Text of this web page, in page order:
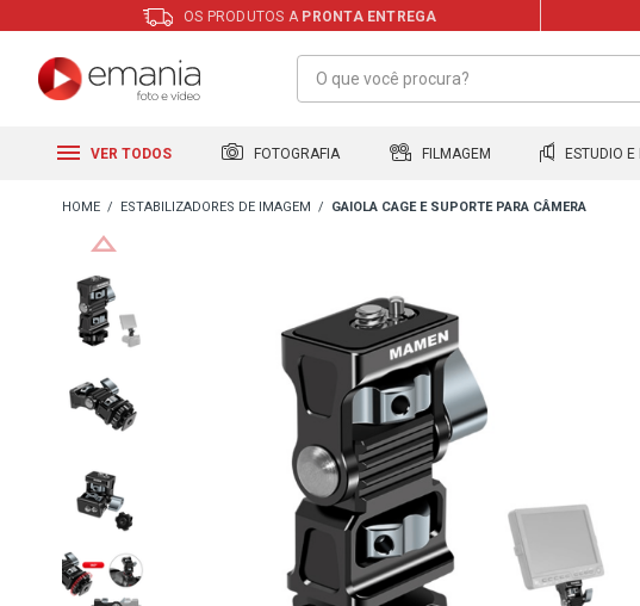
OS PRODUTOS A PRONTA ENTREGA
VER TODOS FOTOGRAFIA FILMAGEM ESTUDIO
ESTABILIZADORES DE IMAGEM GAIOLA CAGE E SUPORTE PARA CÂMERA